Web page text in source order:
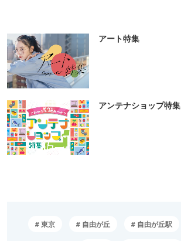
アート特集
アンテナショップ特集
東京 自由が丘 自由が丘駅